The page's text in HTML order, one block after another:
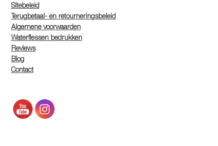
Sitebeleid
Terugbetaal- en retourneringsbeleid
Algemene voorwaarden
Waterflessen bedrukken
Reviews
Blog
Contact